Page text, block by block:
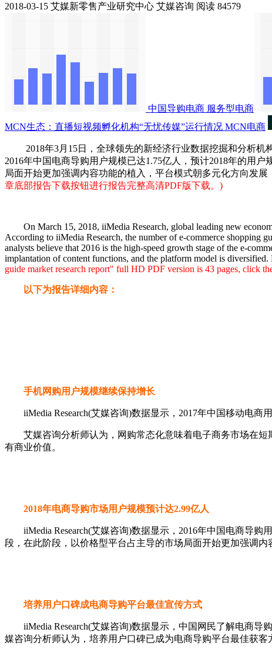
2018-03-15 艾媒新零售产业研究中心 艾媒咨询 阅读 84579
中国导购电商 服务型电商
MCN生态：直播短视频孵化机构“无忧传媒”运行情况 MCN电商
2018年3月15日，全球领先的新经济行业数据挖掘和分析机构
2016年中国电商导购用户规模已达1.75亿人，预计2018年的用
局面开始更加强调内容功能的植入，平台模式朝多元化方向发展
章底部报告下载按钮进行报告完整高清PDF版下载。)
On March 15, 2018, iiMedia Research, global leading new
According to iiMedia Research, the number of e-commerce shopping
analysts believe that 2016 is the high-speed growth stage of the e-
implantation of content functions, and the platform model is
guide market research report" full HD PDF version is 43 pages, click
以下为报告详细内容：
手机网购用户规模继续保持增长
iiMedia Research(艾媒咨询)数据显示，2017年中国移动电商
艾媒咨询分析师认为，网购常态化意味着电子商务市场在短
有商业价值。
2018年电商导购市场用户规模预计达2.99亿人
iiMedia Research(艾媒咨询)数据显示，2016年中国电商导购
段，在此阶段，以价格型平台占主导的市场局面开始更加强调
培养用户口碑成电商导购平台最佳宣传方式
iiMedia Research(艾媒咨询)数据显示，中国网民了解电商导
媒咨询分析师认为，培养用户口碑已成为电商导购平台最佳获